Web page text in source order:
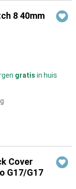
8 40mm
gratis in huis
Cover
G17/G17